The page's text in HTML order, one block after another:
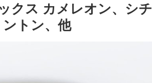
クス カメレオン、シチ
トン、他